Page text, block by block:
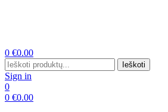
0 €0.00
Search
for:
Ieškoti
Sign in
0
0 €0.00